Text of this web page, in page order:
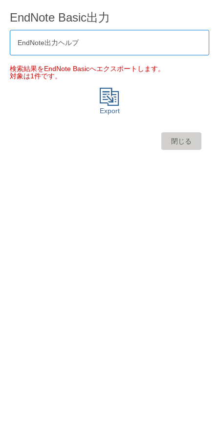
EndNote Basic出力
EndNote出力ヘルプ
検索結果をEndNote Basicへエクスポートします。
対象は1件です。
Export